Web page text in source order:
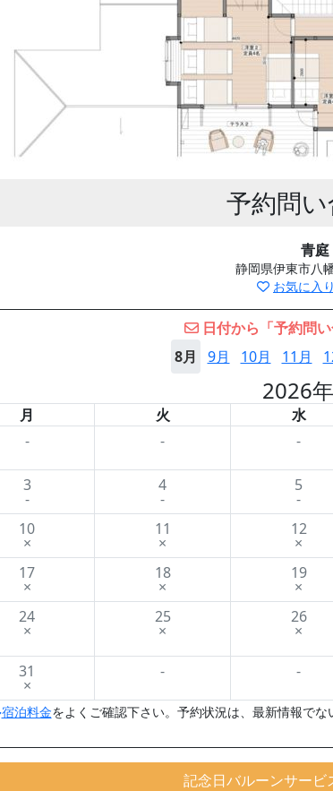
予約問
青庭
静岡県伊東市八
お気に入
日付から「予約問
8月
9月 10月 11月
2026
月 火 水
- - -
3
-
4
-
5
-
10
×
11
×
12
×
17
×
18
×
19
×
24
×
25
×
26
×
31
×
- -
宿泊料金をよくご確認下さい。予約状況は、最新情報で
記念日バルーンサービ